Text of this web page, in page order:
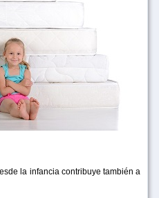
la infancia contribuye también a